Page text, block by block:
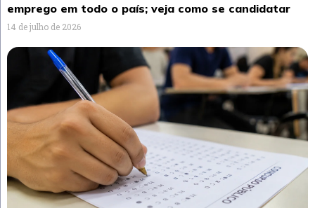
emprego em todo o país; veja como se candidatar
14 de julho de 2026